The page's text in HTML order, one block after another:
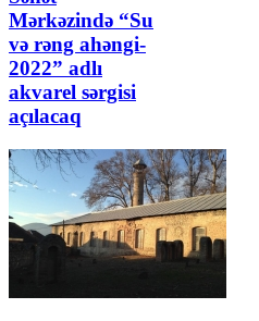
Mərkəzində “Su
və rəng ahəngi-
2022” adlı
akvarel sərgisi
açılacaq